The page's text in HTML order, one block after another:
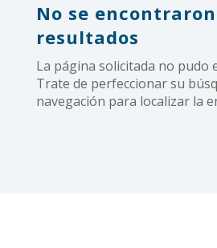
No se encontraron
resultados
La página solicitada no pudo
Trate de perfeccionar su
navegación para localizar la